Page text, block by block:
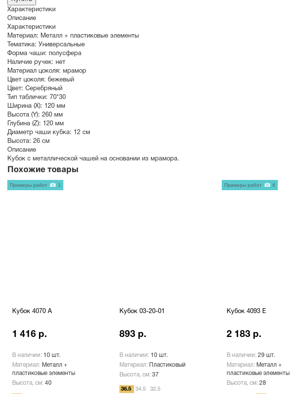
Характеристики
Описание
Характеристики
Материал: Металл + пластиковые элементы
Тематика: Универсальные
Форма чаши: полусфера
Наличие ручек: нет
Материал цоколя: мрамор
Цвет цоколя: бежевый
Цвет: Серебряный
Тип таблички: 70*30
Ширина (X): 120 мм
Высота (Y): 260 мм
Глубина (Z): 120 мм
Диаметр чаши кубка: 12 см
Высота: 26 см
Описание
Кубок с металлической чашей на основании из мрамора.
Похожие товары
Кубок 4070 A
1 416 р.
В наличии: 10 шт.
Материал: Металл +
пластиковые элементы
Высота, см: 40
Примеры работ 1
Кубок 03-20-01
893 р.
В наличии: 10 шт.
Материал:
Пластиковый
Высота, см: 37
36.5 34.5 32.5
Кубок 4093 E
2 183 р.
В наличии: 29 шт.
Материал: Металл +
пластиковые элементы
Высота, см: 28
Примеры работ 6